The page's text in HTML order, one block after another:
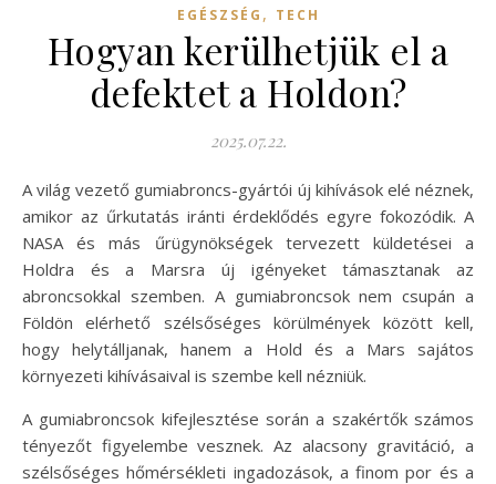
EGÉSZSÉG , TECH
Hogyan kerülhetjük el a
defektet a Holdon?
2025.07.22.
A világ vezető gumiabroncs-gyártói új kihívások elé néznek,
amikor az űrkutatás iránti érdeklődés egyre fokozódik. A
NASA és más űrügynökségek tervezett küldetései a
Holdra és a Marsra új igényeket támasztanak az
abroncsokkal szemben. A gumiabroncsok nem csupán a
Földön elérhető szélsőséges körülmények között kell,
hogy helytálljanak, hanem a Hold és a Mars sajátos
környezeti kihívásaival is szembe kell nézniük.
A gumiabroncsok kifejlesztése során a szakértők számos
tényezőt figyelembe vesznek. Az alacsony gravitáció, a
szélsőséges hőmérsékleti ingadozások, a finom por és a